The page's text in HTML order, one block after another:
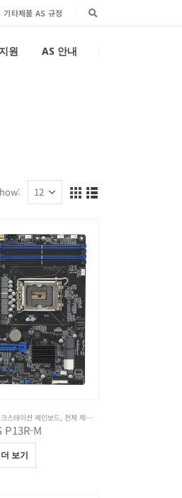
기타제품 AS 규정
원 AS 안내
스테이션 메인보드, 전체 제품보기
P13R-M
더 보기